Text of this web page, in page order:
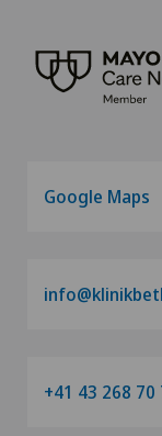
Google Maps
+41 43 268 70